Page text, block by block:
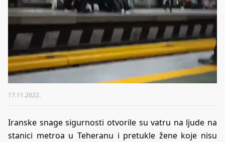
17.11.2022.
Iranske snage sigurnosti otvorile su vatru na ljude na
stanici metroa u Teheranu i pretukle žene koje nisu